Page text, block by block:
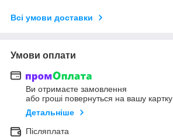
Всі умови доставки
Умови оплати
Ви отримаєте замовлення
або гроші повернуться на вашу картку
Детальніше
Післяплата